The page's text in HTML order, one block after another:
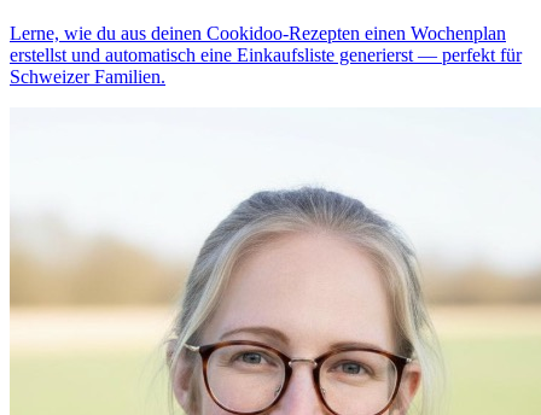
Lerne, wie du aus deinen Cookidoo-Rezepten einen Wochenplan
erstellst und automatisch eine Einkaufsliste generierst — perfekt für
Schweizer Familien.